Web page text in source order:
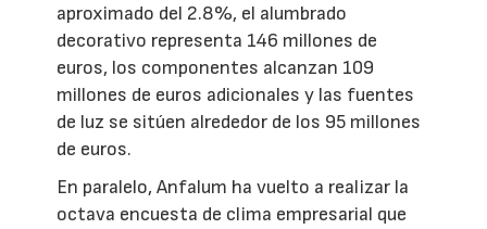
aproximado del 2.8%, el alumbrado
decorativo representa 146 millones de
euros, los componentes alcanzan 109
millones de euros adicionales y las fuentes
de luz se sitúen alrededor de los 95 millones
de euros.
En paralelo, Anfalum ha vuelto a realizar la
octava encuesta de clima empresarial que